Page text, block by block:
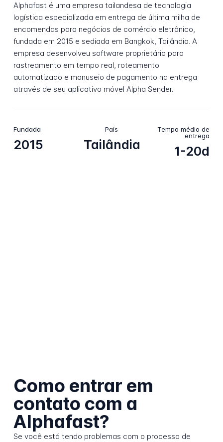
Alphafast é uma empresa tailandesa de tecnologia
logística especializada em entrega de última milha de
encomendas para negócios de comércio eletrônico,
fundada em 2015 e sediada em Bangkok, Tailândia. A
empresa desenvolveu software proprietário para
rastreamento em tempo real, roteamento
automatizado e manuseio de pagamento na entrega
através de seu aplicativo móvel Alpha Sender.
Fundada
2015
País
Tailândia
Tempo médio de
entrega
1-20d
Como entrar em
contato com a
Alphafast?
Se você está tendo problemas com o processo de